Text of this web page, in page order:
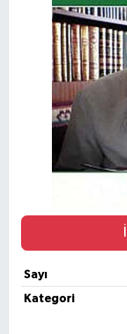
Sayı
Kategori
ÖZEL HABER
SAĞLIK
SPOR
TARİH
TASAVVUF